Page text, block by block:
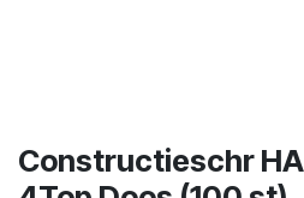
Constructieschr